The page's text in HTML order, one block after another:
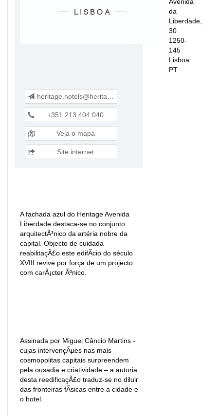
da
Liberdade,
30
1250-
145
Lisboa
PT
heritage.hotels@heritage.pt
+351 213 404 040
Veja o mapa
Site internet
A fachada azul do Heritage Avenida
Liberdade destaca-se no conjunto
arquitectÃ³nico da artéria nobre da
capital. Objecto de cuidada
reabilitaçÃ£o este edifÃ­cio do século
XVIII revive por força de um projecto
com carÃ¡cter Ãºnico.
Assinada por Miguel Câncio Martins -
cujas intervençÃµes nas mais
cosmopolitas capitais surpreendem
pela ousadia e criatividade – a autoria
desta reedificaçÃ£o traduz-se no diluir
das fronteiras fÃ­sicas entre a cidade e
o hotel.